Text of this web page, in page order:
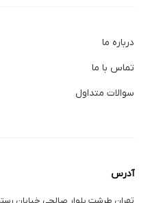
درباره ما
تماس با ما
سوالات متداول
آدرس
تهران طرشت بلوار صالحی خیابان